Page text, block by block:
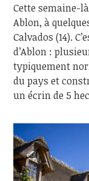
Cette semaine-
Ablon, à
Calvados (14).
d’Ablon :
typiquement
du pays et
un écrin de 5